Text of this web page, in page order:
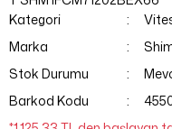
Kategori
Marka
Stok Durumu
Barkod Kodu